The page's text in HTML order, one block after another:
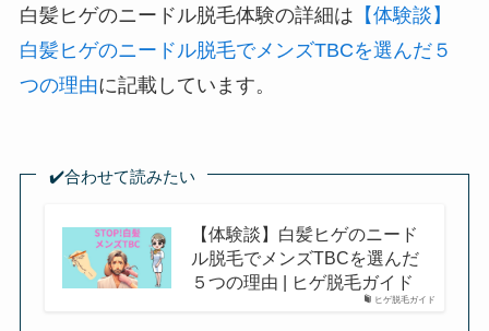
白髪ヒゲのニードル脱毛体験の詳細は 【体験談】
白髪ヒゲのニードル脱毛でメンズTBCを選んだ５
つの理由に記載しています。
✔️合わせて読みたい
ヒゲ脱毛ガイド
【体験談】白髪ヒゲのニード
ル脱毛でメンズTBCを選んだ
５つの理由 | ヒゲ脱毛ガイド